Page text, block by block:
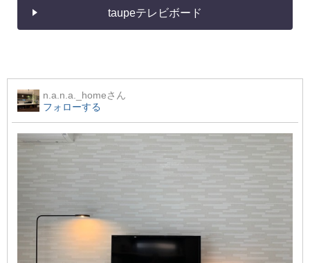
taupeテレビボード
n.a.n.a._homeさん
フォローする